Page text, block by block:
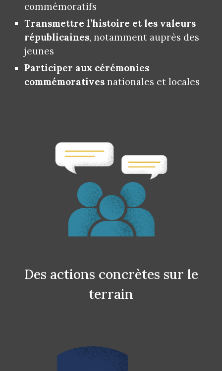
commémoratifs
Transmettre l’histoire et les valeurs
républicaines, notamment auprès des
jeunes
Participer aux cérémonies
commémoratives nationales et locales
Des actions concrètes sur le
terrain